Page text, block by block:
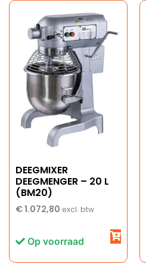
DEEGMIXER
DEEGMENGER – 20 L
(BM20)
€1.072,80 excl. btw
Op voorraad